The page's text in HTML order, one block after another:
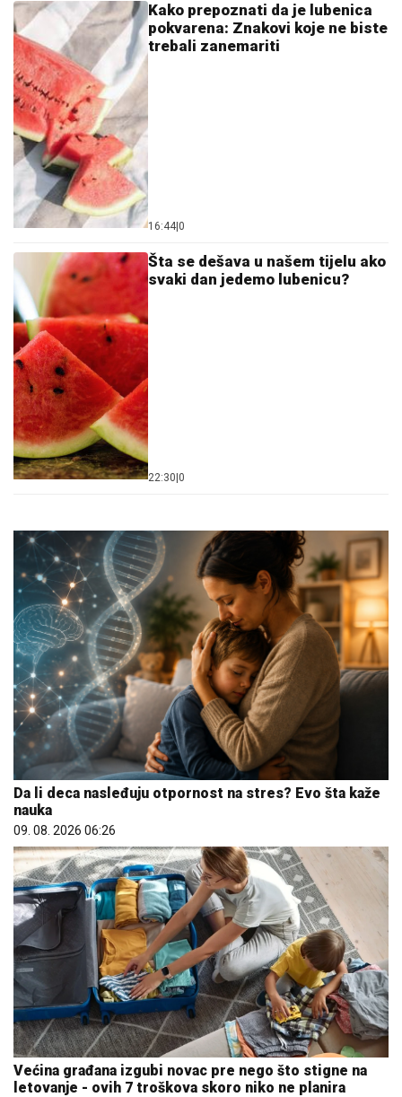
Kako prepoznati da je lubenica
pokvarena: Znakovi koje ne biste
trebali zanemariti
16:44 0
Šta se dešava u našem tijelu ako
svaki dan jedemo lubenicu?
22:30 0
Da li deca nasleđuju otpornost na stres? Evo šta kaže
nauka
09. 08. 2026 06:26
Većina građana izgubi novac pre nego što stigne na
letovanje - ovih 7 troškova skoro niko ne planira